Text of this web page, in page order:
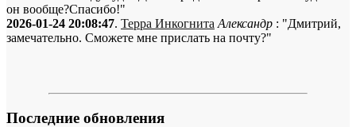
он вообще?Спасибо!"
2026-01-24 20:08:47. Терра Инкогнита Александр : "Дмитрий,
замечательно. Сможете мне прислать на почту?"
Последние обновления